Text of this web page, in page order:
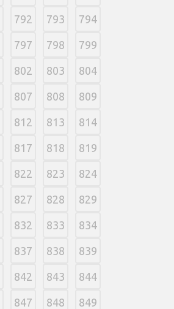
792 793 794
797 798 799
802 803 804
807 808 809
812 813 814
817 818 819
822 823 824
827 828 829
832 833 834
837 838 839
842 843 844
847 848 849